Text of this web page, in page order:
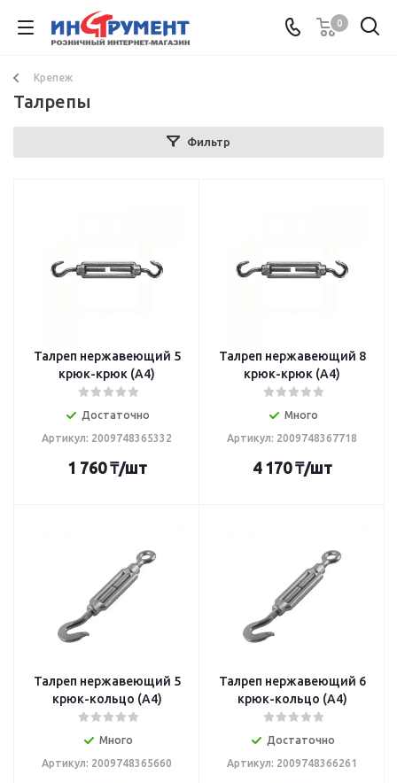
0
Крепеж
Талрепы
Фильтр
Талреп нержавеющий 5
крюк-крюк (А4)
Достаточно
Артикул: 2009748365332
1 760₸/шт
Талреп нержавеющий 8
крюк-крюк (А4)
Много
Артикул: 2009748367718
4 170₸/шт
Талреп нержавеющий 5
крюк-кольцо (А4)
Много
Артикул: 2009748365660
Талреп нержавеющий 6
крюк-кольцо (А4)
Достаточно
Артикул: 2009748366261